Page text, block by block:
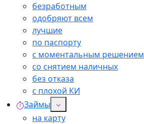
безработным
одобряют всем
лучшие
по паспорту
с моментальным решением
со снятием наличных
без отказа
с плохой КИ
Займы
на карту